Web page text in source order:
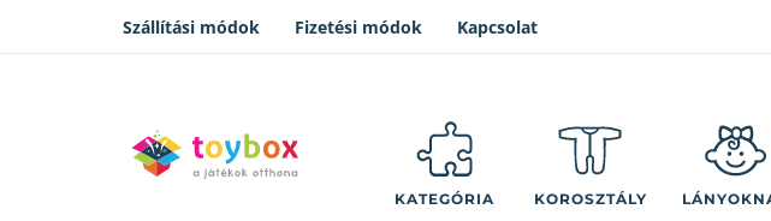
Szállítási módok Fizetési módok Kapcsolat
KATEGÓRIA KOROSZTÁLY